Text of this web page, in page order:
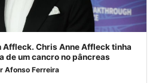
Affleck. Chris Anne Affleck tinha
de um cancro no pâncreas
Afonso Ferreira